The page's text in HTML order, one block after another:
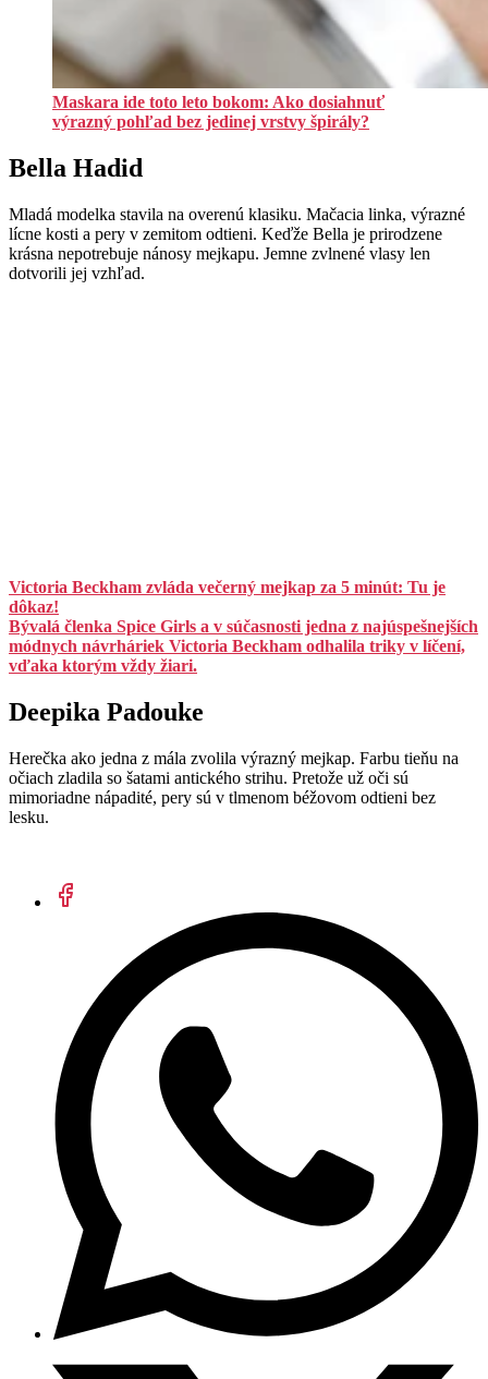
Maskara ide toto leto bokom: Ako dosiahnuť
výrazný pohľad bez jedinej vrstvy špirály?
Bella Hadid
Mladá modelka stavila na overenú klasiku. Mačacia linka, výrazné
lícne kosti a pery v zemitom odtieni. Keďže Bella je prirodzene
krásna nepotrebuje nánosy mejkapu. Jemne zvlnené vlasy len
dotvorili jej vzhľad.
Victoria Beckham zvláda večerný mejkap za 5 minút: Tu je
dôkaz!
Bývalá členka Spice Girls a v súčasnosti jedna z najúspešnejších
módnych návrháriek Victoria Beckham odhalila triky v líčení,
vďaka ktorým vždy žiari.
Deepika Padouke
Herečka ako jedna z mála zvolila výrazný mejkap. Farbu tieňu na
očiach zladila so šatami antického strihu. Pretože už oči sú
mimoriadne nápadité, pery sú v tlmenom béžovom odtieni bez
lesku.